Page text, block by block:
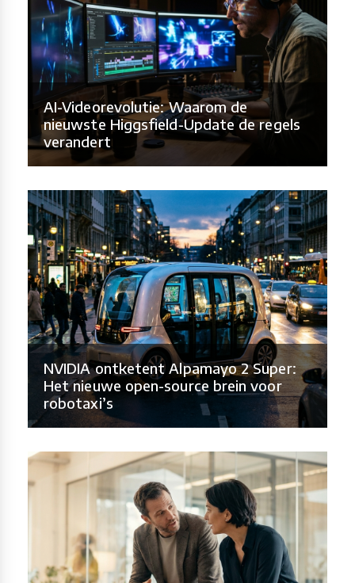
AI-Videorevolutie: Waarom de
nieuwste Higgsfield-Update de regels
verandert
NVIDIA ontketent Alpamayo 2 Super:
Het nieuwe open-source brein voor
robotaxi’s